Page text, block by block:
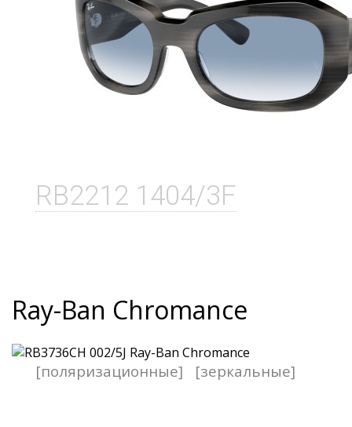
RB2212 1404/3F
Ray-Ban Chromance
[поляризационные] [зеркальные]